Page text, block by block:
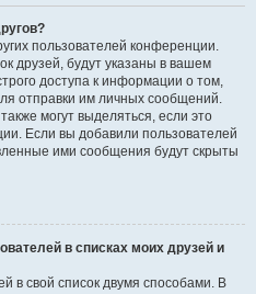
пользователей конференции.
друзей, будут указаны в вашем
доступа к информации о том,
отправки им личных сообщений.
могут выделяться, если это
Если вы добавили пользователей
ими сообщения будут скрыты
в списках моих друзей и
в свой список двумя способами. В